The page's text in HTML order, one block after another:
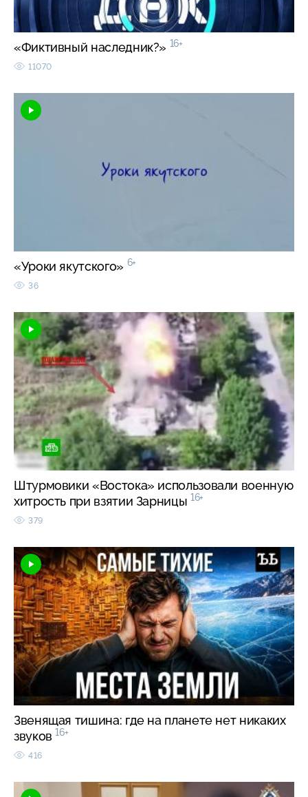
«Фиктивный наследник?» 16+
11070
«Уроки якутского» 6+
36
Штурмовики «Востока» использовали военную
хитрость при взятии Зарницы 16+
379
Звенящая тишина: где на планете нет никаких
звуков 16+
416